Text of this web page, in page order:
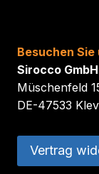
Besuchen
Sirocco GmbH
Müschenfeld
DE-47533
Vertrag